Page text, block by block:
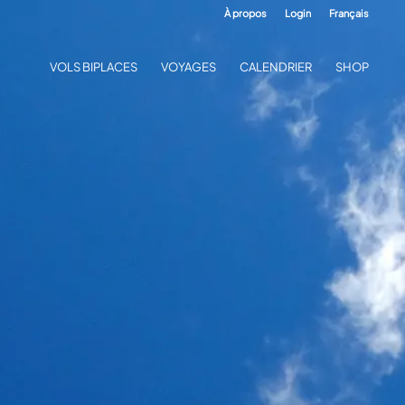
À propos Login Français
VOLS BIPLACES VOYAGES CALENDRIER SHOP